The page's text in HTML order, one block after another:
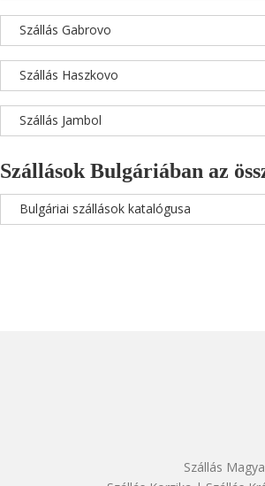
Szállás Gabrovo
Szállás Haszkovo
Szállás Jambol
Szállások Bulgáriában az
Bulgáriai szállások katalógusa
Szállás